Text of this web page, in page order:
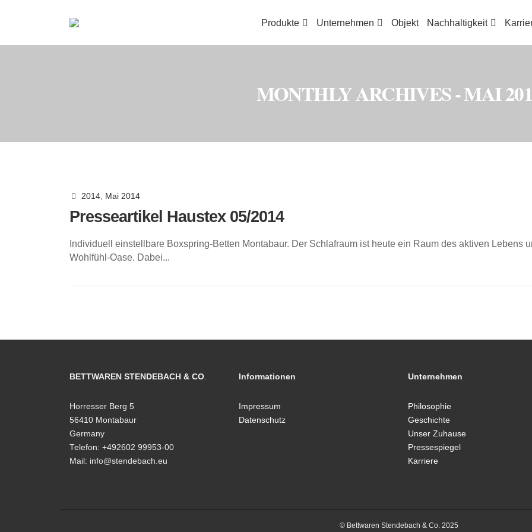
Produkte Unternehmen Objekt Nachhaltigkeit
MONTHLY ARCHIVES - MAI
2014, Mai 2014
Presseartikel Haustex 05/2014
Individuell einstellbare Boxspring-Betten Montabaur. Der Schlafraum ist heute ein Raum des aktiven Lebens
Wohlfühl-Oase. Dabei...
BETTWAREN STENDEBACH & CO.
Horresser Berg 5
56410 Montabaur
Germany
Telefon: +492602 99953-00
Mail: info@stendebach.eu
Informationen
Impressum
Datenschutz
Unternehmen
Philosophie
Geschichte
Unser Zuhause
Pressespiegel
Karriere
© Bettwaren Stendebach & Co. 2025